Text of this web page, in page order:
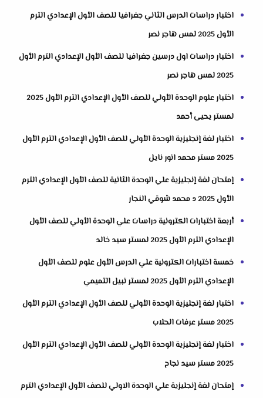
اختبار دراسات الدرس الثاني جغرافيا للصف الأول الإعدادي الترم
الأول 2025 لمس هاجر نصر
اختبار دراسات اول درسين جغرافيا للصف الأول الإعدادي الترم الأول
2025 لمس هاجر نصر
اختبار علوم الوحدة الأولي للصف الأول الإعدادي الترم الأول 2025
لمستر يحيى أحمد
اختبار لغة إنجليزية الوحدة الأولي للصف الأول الإعدادي الترم الأول
2025 مستر محمد انور نايل
إمتحان لغة إنجليزية علي الوحدة الثانية للصف الأول الإعدادي الترم
الأول 2025 د محمد شوقي النجار
أربعة اختبارات الكترونية دراسات علي الوحدة الأولي للصف الأول
الإعدادي الترم الأول 2025 لمستر سيد خالد
خمسة اختبارات الكترونية علي الدرس الأول علوم للصف الأول
الإعدادي الترم الأول 2025 لمستر نبيل التميمي
اختبار لغة إنجليزية الوحدة الأولي للصف الأول الإعدادي الترم الأول
2025 مستر عرفات الحلاب
اختبار لغة إنجليزية الوحدة الأولي للصف الأول الإعدادي الترم الأول
2025 مستر سيد نجاح
إمتحان لغة إنجليزية علي الوحدة الاولي للصف الأول الإعدادي الترم